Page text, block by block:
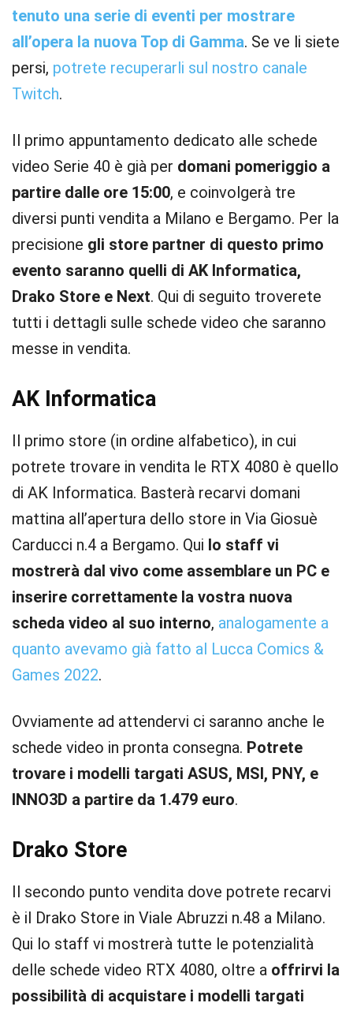
tenuto una serie di eventi per mostrare
all’opera la nuova Top di Gamma. Se ve li siete
persi, potrete recuperarli sul nostro canale
Twitch.
Il primo appuntamento dedicato alle schede
video Serie 40 è già per domani pomeriggio a
partire dalle ore 15:00, e coinvolgerà tre
diversi punti vendita a Milano e Bergamo. Per la
precisione gli store partner di questo primo
evento saranno quelli di AK Informatica,
Drako Store e Next. Qui di seguito troverete
tutti i dettagli sulle schede video che saranno
messe in vendita.
AK Informatica
Il primo store (in ordine alfabetico), in cui
potrete trovare in vendita le RTX 4080 è quello
di AK Informatica. Basterà recarvi domani
mattina all’apertura dello store in Via Giosuè
Carducci n.4 a Bergamo. Qui lo staff vi
mostrerà dal vivo come assemblare un PC e
inserire correttamente la vostra nuova
scheda video al suo interno, analogamente a
quanto avevamo già fatto al Lucca Comics &
Games 2022.
Ovviamente ad attendervi ci saranno anche le
schede video in pronta consegna. Potrete
trovare i modelli targati ASUS, MSI, PNY, e
INNO3D a partire da 1.479 euro.
Drako Store
Il secondo punto vendita dove potrete recarvi
è il Drako Store in Viale Abruzzi n.48 a Milano.
Qui lo staff vi mostrerà tutte le potenzialità
delle schede video RTX 4080, oltre a offrirvi la
possibilità di acquistare i modelli targati